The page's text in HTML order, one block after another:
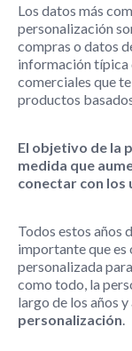
Los datos más
personalización
compras o datos
información típica
comerciales que
productos
El objetivo de la
medida que
conectar con los
Todos estos años
importante que es
personalizada
como todo, la
largo de los años
personalización.